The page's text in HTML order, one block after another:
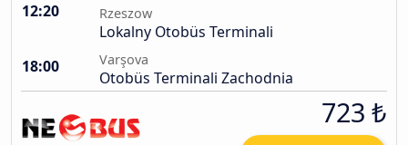
12:20 Rzeszow
Lokalny Otobüs Terminali
18:00
Varşova
Otobüs Terminali Zachodnia
723 ₺